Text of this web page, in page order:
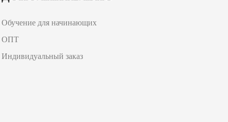
Обучение для начинающих
ОПТ
Индивидуальный заказ